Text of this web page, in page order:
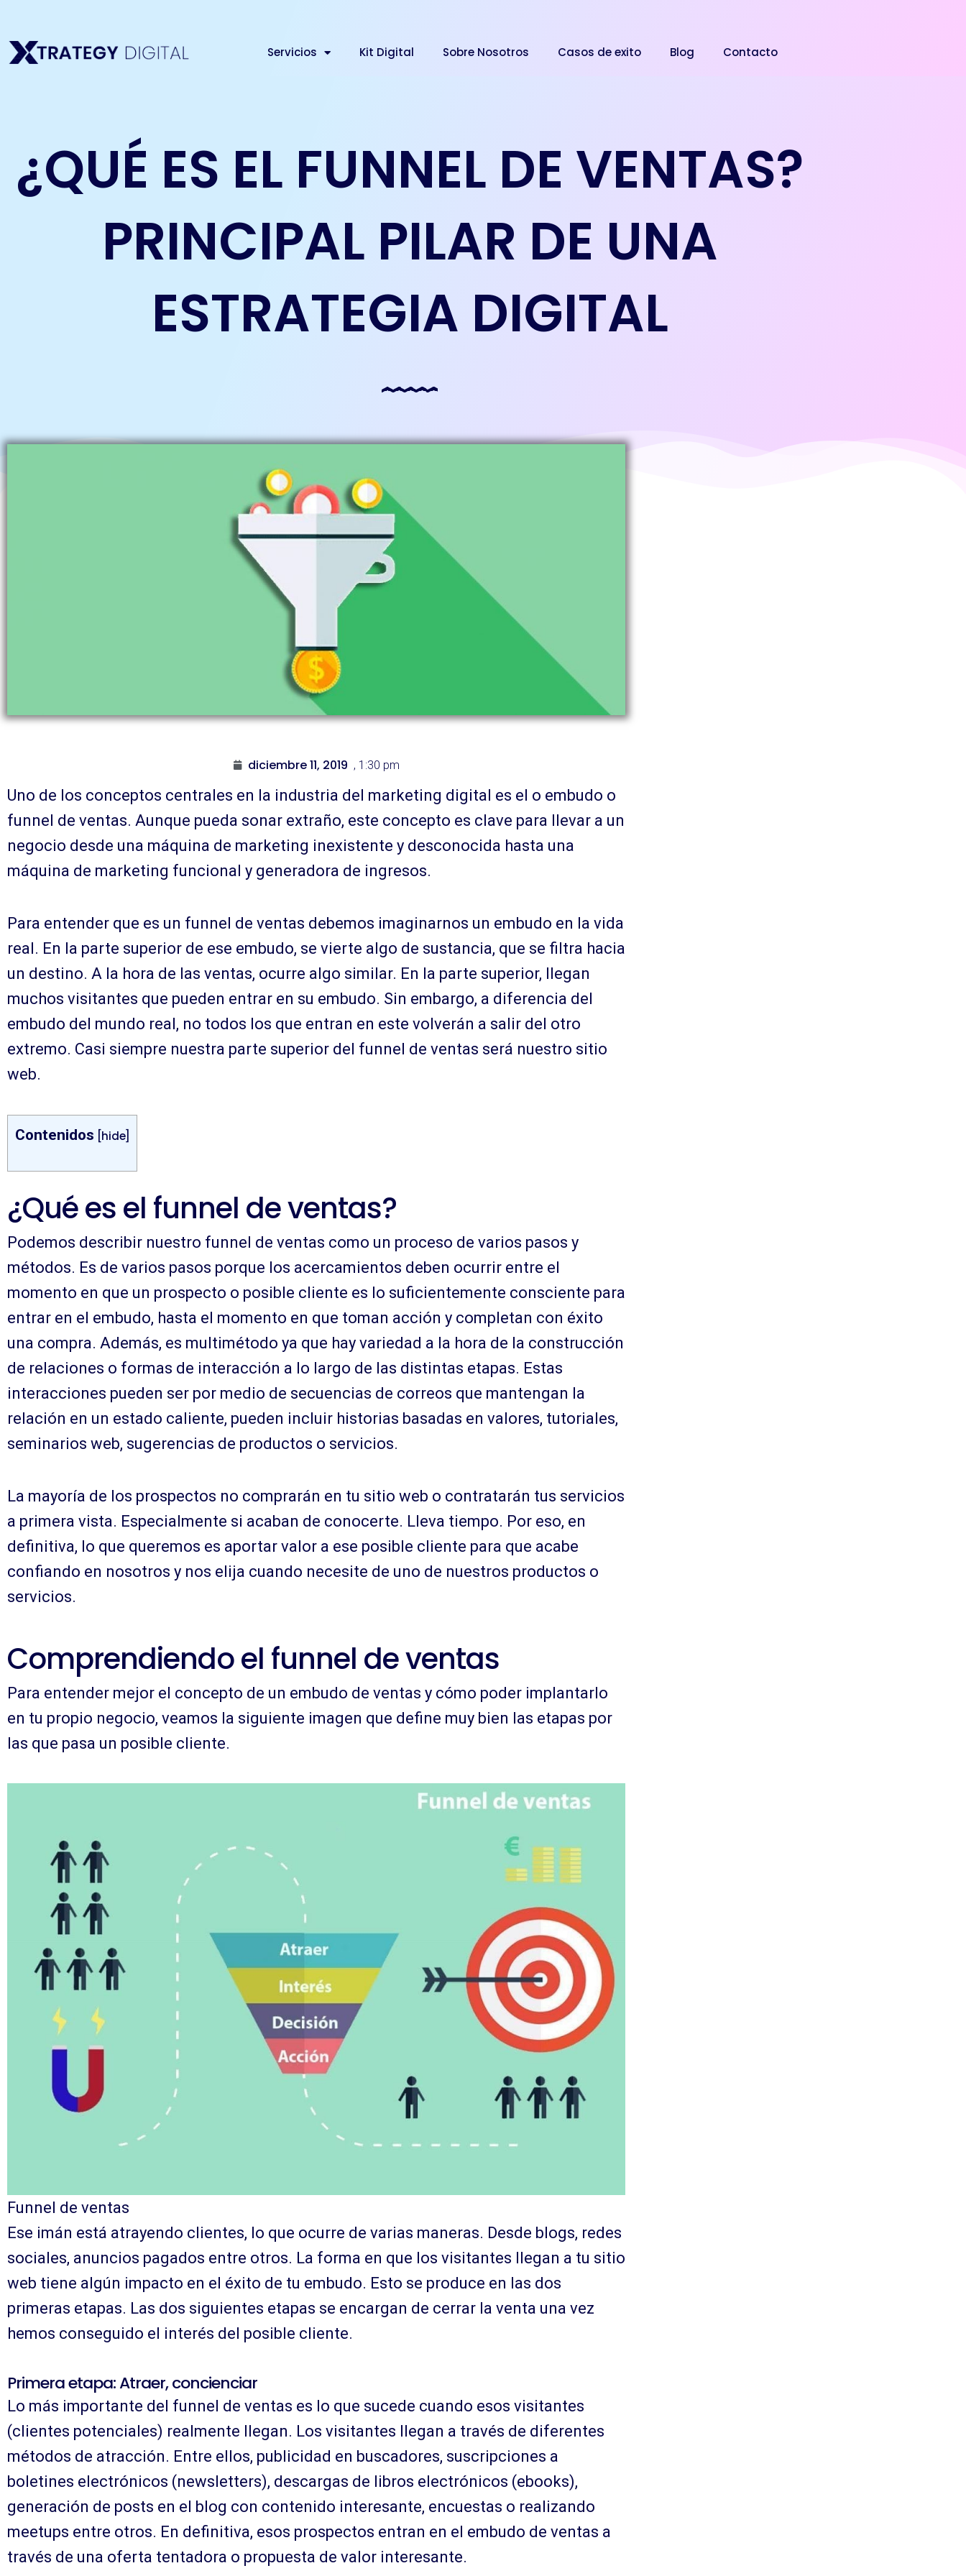
contenido
Servicios Kit Digital Sobre Nosotros Casos de exito Blog Contacto
¿QUÉ ES EL FUNNEL DE VENTAS?
PRINCIPAL PILAR DE UNA
ESTRATEGIA DIGITAL
diciembre 11, 2019 , 1:30 pm
Uno de los conceptos centrales en la industria del marketing digital es el o embudo o
funnel de ventas. Aunque pueda sonar extraño, este concepto es clave para llevar a un
negocio desde una máquina de marketing inexistente y desconocida hasta una
máquina de marketing funcional y generadora de ingresos.
Para entender que es un funnel de ventas debemos imaginarnos un embudo en la vida
real. En la parte superior de ese embudo, se vierte algo de sustancia, que se filtra hacia
un destino. A la hora de las ventas, ocurre algo similar. En la parte superior, llegan
muchos visitantes que pueden entrar en su embudo. Sin embargo, a diferencia del
embudo del mundo real, no todos los que entran en este volverán a salir del otro
extremo. Casi siempre nuestra parte superior del funnel de ventas será nuestro sitio
web.
Contenidos [hide]
¿Qué es el funnel de ventas?
Podemos describir nuestro funnel de ventas como un proceso de varios pasos y
métodos. Es de varios pasos porque los acercamientos deben ocurrir entre el
momento en que un prospecto o posible cliente es lo suficientemente consciente para
entrar en el embudo, hasta el momento en que toman acción y completan con éxito
una compra. Además, es multimétodo ya que hay variedad a la hora de la construcción
de relaciones o formas de interacción a lo largo de las distintas etapas. Estas
interacciones pueden ser por medio de secuencias de correos que mantengan la
relación en un estado caliente, pueden incluir historias basadas en valores, tutoriales,
seminarios web, sugerencias de productos o servicios.
La mayoría de los prospectos no comprarán en tu sitio web o contratarán tus servicios
a primera vista. Especialmente si acaban de conocerte. Lleva tiempo. Por eso, en
definitiva, lo que queremos es aportar valor a ese posible cliente para que acabe
confiando en nosotros y nos elija cuando necesite de uno de nuestros productos o
servicios.
Comprendiendo el funnel de ventas
Para entender mejor el concepto de un embudo de ventas y cómo poder implantarlo
en tu propio negocio, veamos la siguiente imagen que define muy bien las etapas por
las que pasa un posible cliente.
Funnel de ventas
Ese imán está atrayendo clientes, lo que ocurre de varias maneras. Desde blogs, redes
sociales, anuncios pagados entre otros. La forma en que los visitantes llegan a tu sitio
web tiene algún impacto en el éxito de tu embudo. Esto se produce en las dos
primeras etapas. Las dos siguientes etapas se encargan de cerrar la venta una vez
hemos conseguido el interés del posible cliente.
Primera etapa: Atraer, concienciar
Lo más importante del funnel de ventas es lo que sucede cuando esos visitantes
(clientes potenciales) realmente llegan. Los visitantes llegan a través de diferentes
métodos de atracción. Entre ellos, publicidad en buscadores, suscripciones a
boletines electrónicos (newsletters), descargas de libros electrónicos (ebooks),
generación de posts en el blog con contenido interesante, encuestas o realizando
meetups entre otros. En definitiva, esos prospectos entran en el embudo de ventas a
través de una oferta tentadora o propuesta de valor interesante.